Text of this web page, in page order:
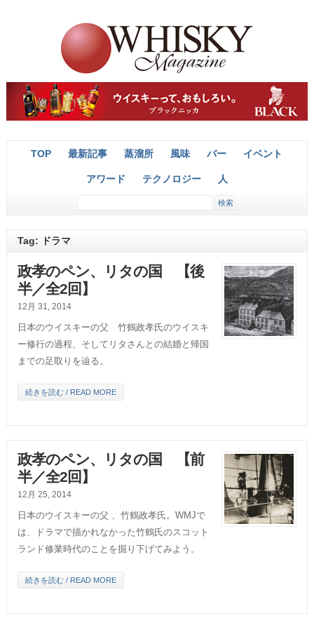
TOP 最新記事 蒸溜所 風味 バー イベント
アワード テクノロジー 人
Tag: ドラマ
政孝のペン、リタの国 【後
半／全2回】
12月 31, 2014
日本のウイスキーの父 竹鶴政孝氏のウイスキ
ー修行の過程、そしてリタさんとの結婚と帰国
までの足取りを辿る。
続きを読む / READ MORE
政孝のペン、リタの国 【前
半／全2回】
12月 25, 2014
日本のウイスキーの父 、竹鶴政孝氏。WMJで
は、ドラマで描かれなかった竹鶴氏のスコット
ランド修業時代のことを掘り下げてみよう。
続きを読む / READ MORE